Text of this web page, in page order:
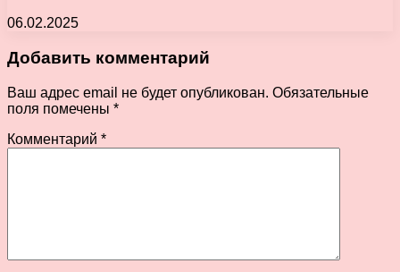
06.02.2025
Добавить комментарий
Ваш адрес email не будет опубликован. Обязательные
поля помечены *
Комментарий *